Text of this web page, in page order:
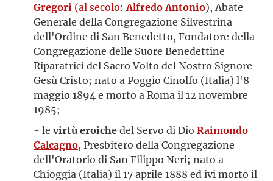
Gregori (al secolo: Alfredo Antonio), Abate
Generale della Congregazione Silvestrina
dell'Ordine di San Benedetto, Fondatore della
Congregazione delle Suore Benedettine
Riparatrici del Sacro Volto del Nostro Signore
Gesù Cristo; nato a Poggio Cinolfo (Italia) l'8
maggio 1894 e morto a Roma il 12 novembre
1985;
- le virtù eroichedel Servo di Dio Raimondo
Calcagno, Presbitero della Congregazione
dell'Oratorio di San Filippo Neri; nato a
Chioggia (Italia) il 17 aprile 1888 ed ivi morto il